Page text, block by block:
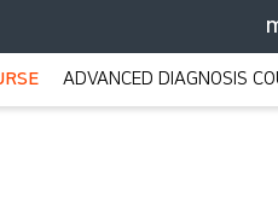
ADVANCED DIAGNOSIS